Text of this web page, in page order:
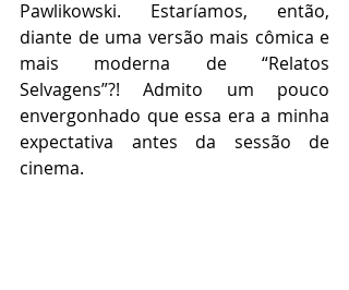
Pawlikowski. Estaríamos, então,
diante de uma versão mais cômica e
mais moderna de “Relatos
Selvagens”?! Admito um pouco
envergonhado que essa era a minha
expectativa antes da sessão de
cinema.